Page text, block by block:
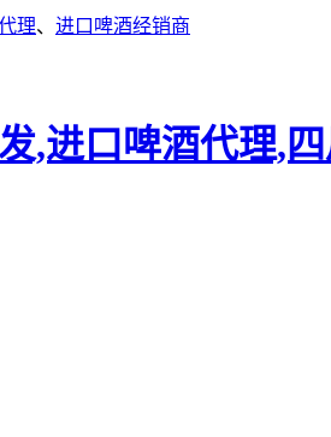
理、 进口啤酒经销商